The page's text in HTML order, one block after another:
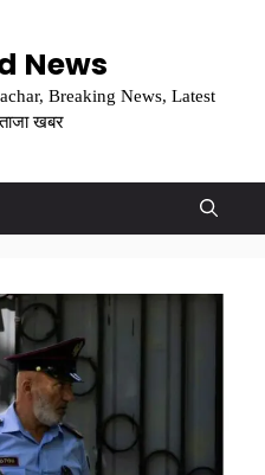
News
Breaking News, Latest
खबर